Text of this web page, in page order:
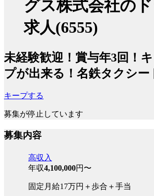
グス株式会社の
求人(6555)
未経験歓迎！賞与年3回！
プが出来る！名鉄タクシー
キープする
募集が停止しています
募集内容
高収入
年収4,100,000円〜
固定月給17万円＋歩合＋手当